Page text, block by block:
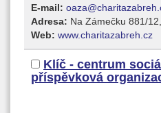
E-mail:
Adresa: Na Zámečku 881/
Web: www.charitazabreh.cz
Klíč - centrum
příspěvková